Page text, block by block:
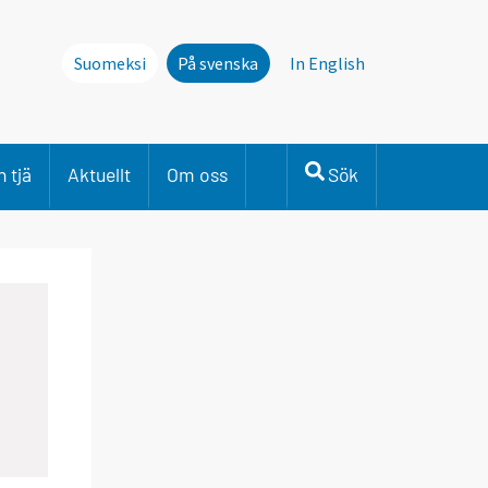
Suomeksi På svenska In English
tjä Aktuellt Om oss Sök